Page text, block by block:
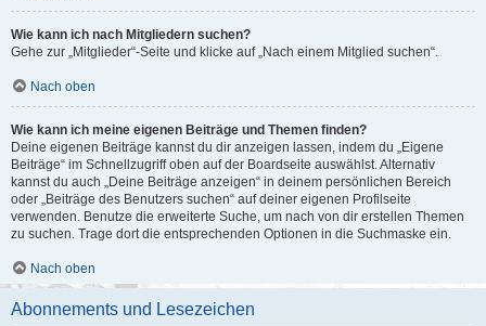
Wie kann ich nach Mitgliedern suchen?
Gehe zur „Mitglieder“-Seite und klicke auf „Nach einem Mitglied suchen“.
Nach oben
Wie kann ich meine eigenen Beiträge und Themen finden?
Deine eigenen Beiträge kannst du dir anzeigen lassen, indem du „Eigene
Beiträge“ im Schnellzugriff oben auf der Boardseite auswählst. Alternativ
kannst du auch „Deine Beiträge anzeigen“ in deinem persönlichen Bereich
oder „Beiträge des Benutzers suchen“ auf deiner eigenen Profilseite
verwenden. Benutze die erweiterte Suche, um nach von dir erstellen Themen
zu suchen. Trage dort die entsprechenden Optionen in die Suchmaske ein.
Nach oben
Abonnements und Lesezeichen